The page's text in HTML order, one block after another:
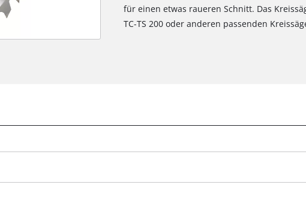
für einen etwas raueren Schnitt. Das
TC-TS 200 oder anderen passenden